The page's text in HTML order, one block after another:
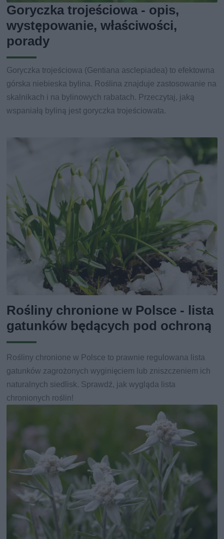
Goryczka trojeściowa - opis,
występowanie, właściwości,
porady
Goryczka trojeściowa (Gentiana asclepiadea) to efektowna
górska niebieska bylina. Roślina znajduje zastosowanie na
skalnikach i na bylinowych rabatach. Przeczytaj, jaką
wspaniałą byliną jest goryczka trojeściowata.
Rośliny chronione w Polsce - lista
gatunków będących pod ochroną
Rośliny chronione w Polsce to prawnie regulowana lista
gatunków zagrożonych wyginięciem lub zniszczeniem ich
naturalnych siedlisk. Sprawdź, jak wygląda lista
chronionych roślin!